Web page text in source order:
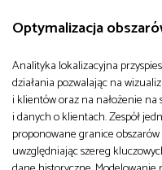
Optymalizacja
Analityka lokalizacyjna
działania pozwalając na
i klientów oraz na nałożenie na
i danych o klientach. Zespół
proponowane granice
uwzględniając szereg